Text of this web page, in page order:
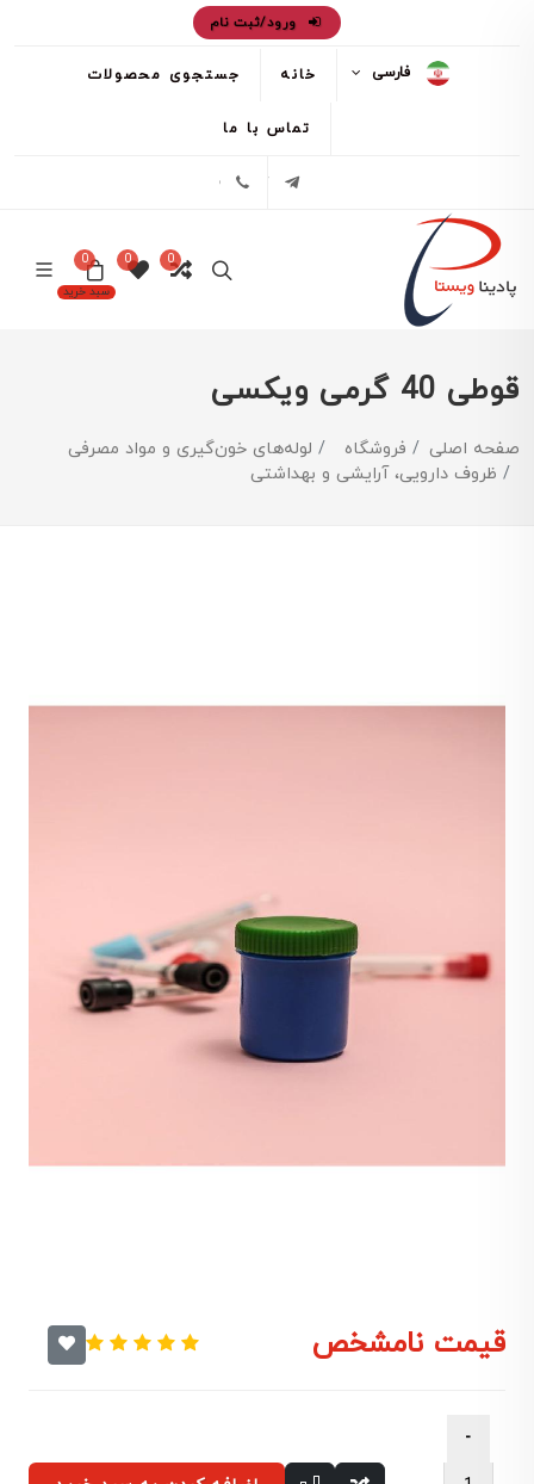
ورود/ثبت نام
فارسی خانه جستجوی محصولات
تماس با ما
تلگرام
0
0
سبد خرید
0
قوطی 40 گرمی ویکسی
صفحه اصلی فروشگاه
لوله‌های خون‌گیری و مواد مصرفی
ظروف دارویی، آرایشی و بهداشتی
قیمت نامشخص